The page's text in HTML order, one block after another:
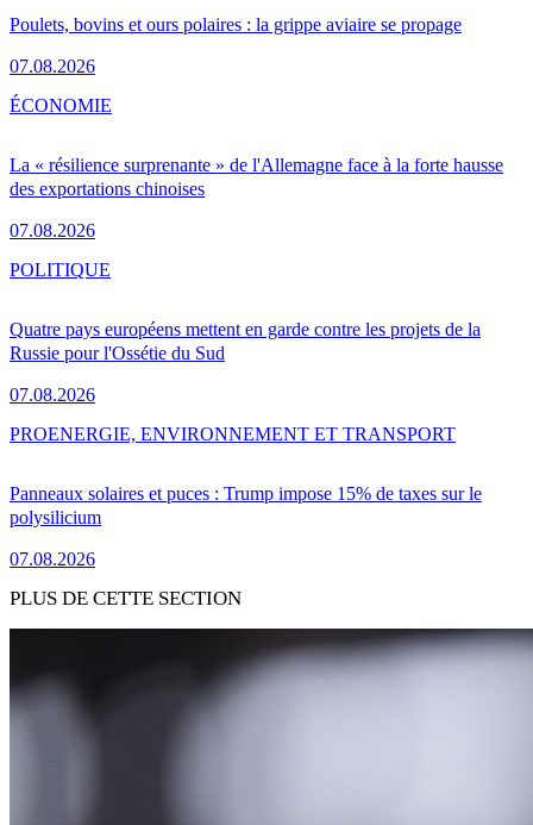
Poulets, bovins et ours polaires : la grippe aviaire se propage
07.08.2026
La « résilience surprenante » de l'Allemagne face à la forte hausse
des exportations chinoises
07.08.2026
ÉCONOMIE
Quatre pays européens mettent en garde contre les projets de la
Russie pour l'Ossétie du Sud
07.08.2026
POLITIQUE
Panneaux solaires et puces : Trump impose 15% de taxes sur le
polysilicium
07.08.2026
PROENERGIE, ENVIRONNEMENT ET TRANSPORT
PLUS DE CETTE SECTION